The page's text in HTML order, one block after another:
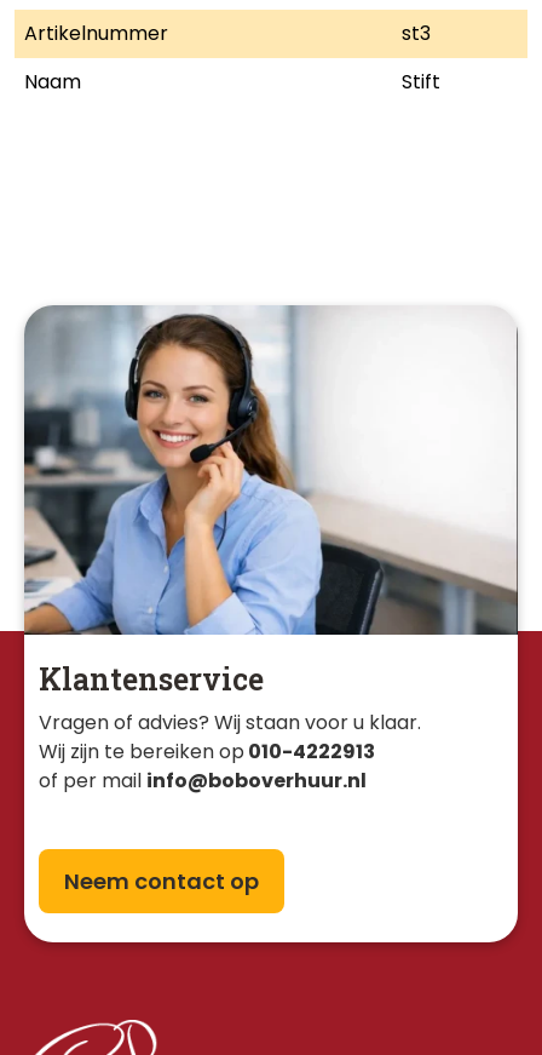
Artikelnummer
st3
Naam
Stift
Klantenservice
Vragen of advies? Wij staan voor u klaar.
Wij zijn te bereiken op 010-4222913
of per mail info@boboverhuur.nl
Neem contact op